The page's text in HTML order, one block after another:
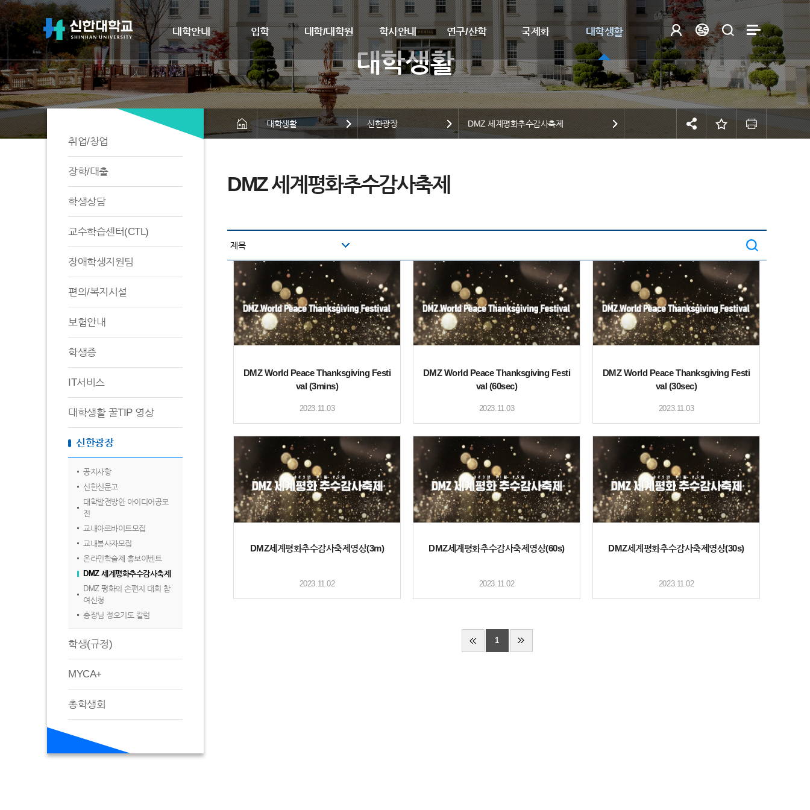
대학안내 입학 대학/대학원 학사안내 연구/산학 국제화 대학생활
취업/창업
장학/대출
학생상담
교수학습센터(CTL)
장애학생지원팀
편의/복지시설
보험안내
학생증
IT서비스
대학생활 꿀TIP 영상
신한광장
공지사항
신한신문고
대학발전방안 아이디어공모
전
교내아르바이트모집
교내봉사자모집
온라인학술제 홍보이벤트
DMZ 세계평화추수감사축제
DMZ 평화의 손편지 대회 참
여신청
총장님 정오기도 칼럼
학생(규정)
MYCA+
총학생회
대학생활 신한광장 DMZ 세계평화추수감사축제
DMZ 세계평화추수감사축제
DMZ World Peace Thanksgiving Festi
val (3mins)
2023.11.03
DMZ World Peace Thanksgiving Festi
val (60sec)
2023.11.03
DMZ World Peace Thanksgiving Festi
val (30sec)
2023.11.03
DMZ세계평화추수감사축제영상(3m)
2023.11.02
DMZ세계평화추수감사축제영상(60s)
2023.11.02
DMZ세계평화추수감사축제영상(30s)
2023.11.02
1